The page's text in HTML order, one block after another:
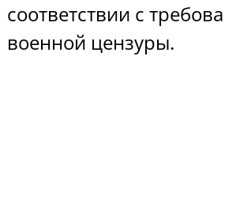
соответствии с
военной цензуры.